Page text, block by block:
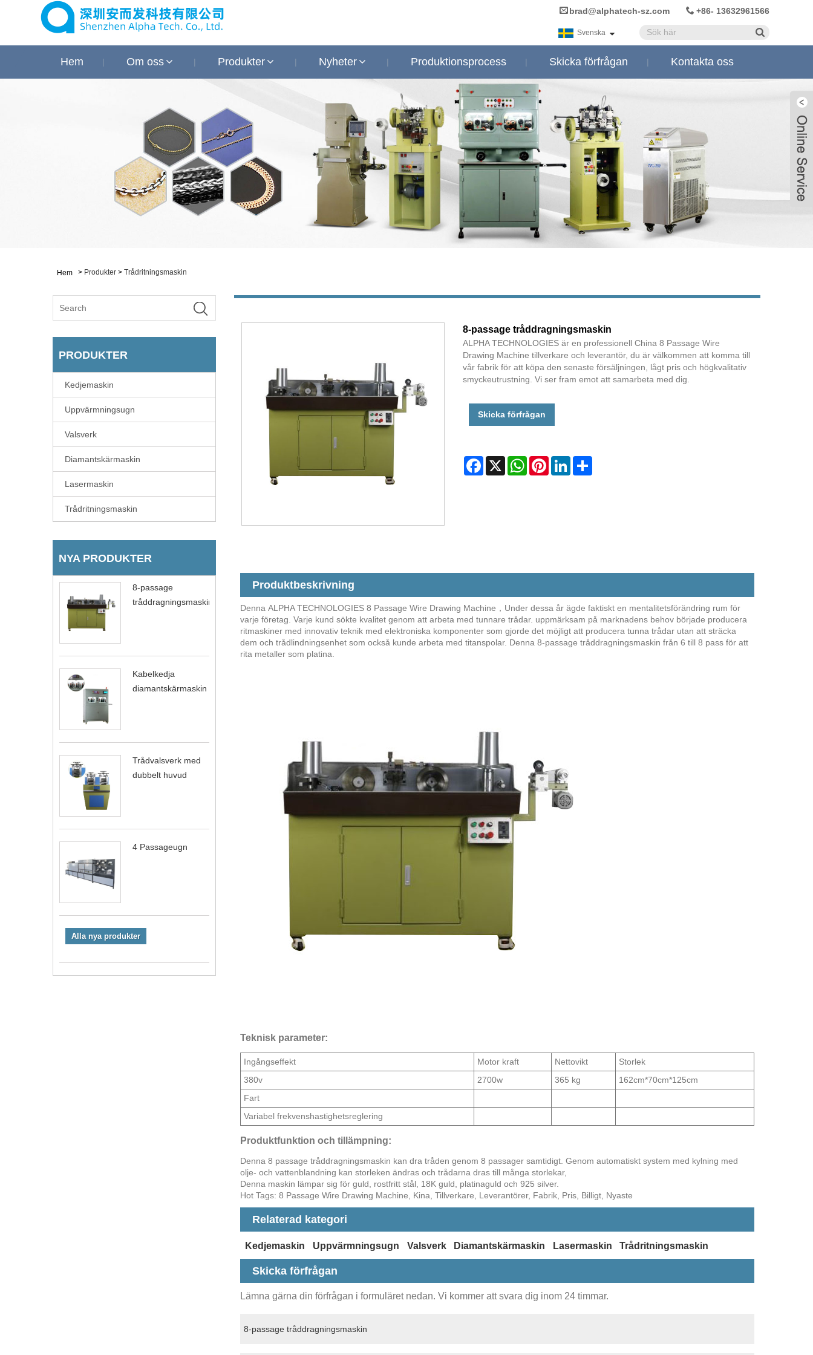
+86- 13632961566
brad@alphatech-sz.com
Svenska
Hem Om oss Produkter Nyheter Produktionsprocess Skicka förfrågan Kontakta oss
Hem > Produkter > Trådritningsmaskin
PRODUKTER
Kedjemaskin
Uppvärmningsugn
Valsverk
Diamantskärmaskin
Lasermaskin
Trådritningsmaskin
NYA PRODUKTER
8-passage
tråddragningsmaskin
Kabelkedja
diamantskärmaskin
Trådvalsverk med
dubbelt huvud
4 Passageugn
Alla nya produkter
8-passage tråddragningsmaskin
ALPHA TECHNOLOGIES är en professionell China 8 Passage Wire
Drawing Machine tillverkare och leverantör, du är välkommen att komma till
vår fabrik för att köpa den senaste försäljningen, lågt pris och högkvalitativ
smyckeutrustning. Vi ser fram emot att samarbeta med dig.
Skicka förfrågan
Facebook
X WhatsAppPinterestLinkedInShare
Produktbeskrivning
Denna ALPHA TECHNOLOGIES 8 Passage Wire Drawing Machine，Under dessa år ägde faktiskt en mentalitetsförändring rum för
varje företag. Varje kund sökte kvalitet genom att arbeta med tunnare trådar. uppmärksam på marknadens behov började producera
ritmaskiner med innovativ teknik med elektroniska komponenter som gjorde det möjligt att producera tunna trådar utan att sträcka
dem och trådlindningsenhet som också kunde arbeta med titanspolar. Denna 8-passage tråddragningsmaskin från 6 till 8 pass för att
rita metaller som platina.
Teknisk parameter:
Ingångseffekt Motor kraft Nettovikt
Storlek
380v
2700w 365 kg
162cm*70cm*125cm
Fart
Variabel frekvenshastighetsreglering
Produktfunktion och tillämpning:
Denna 8 passage tråddragningsmaskin kan dra tråden genom 8 passager samtidigt. Genom automatiskt system med kylning med
olje- och vattenblandning kan storleken ändras och trådarna dras till många storlekar,
Denna maskin lämpar sig för guld, rostfritt stål, 18K guld, platinaguld och 925 silver.
Hot Tags: 8 Passage Wire Drawing Machine, Kina, Tillverkare, Leverantörer, Fabrik, Pris, Billigt, Nyaste
Relaterad kategori
Kedjemaskin Uppvärmningsugn Valsverk Diamantskärmaskin Lasermaskin Trådritningsmaskin
Skicka förfrågan
Lämna gärna din förfrågan i formuläret nedan. Vi kommer att svara dig inom 24 timmar.